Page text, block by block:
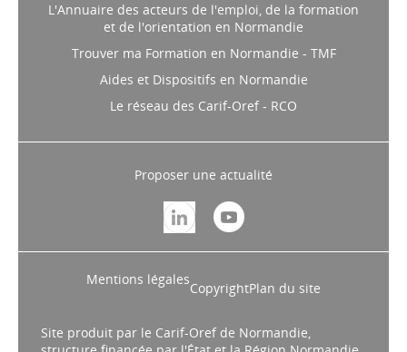
L'Annuaire des acteurs de l'emploi, de la formation
et de l'orientation en Normandie
Trouver ma Formation en Normandie - TMF
Aides et Dispositifs en Normandie
Le réseau des Carif-Oref - RCO
Proposer une actualité
Mentions légales
CopyrightPlan du site
Site produit par le Carif-Oref de Normandie,